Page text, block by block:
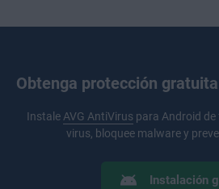
Obtenga protección
InstaleAVG AntiViruspara Android de
virus, bloquee malware y
Instalación